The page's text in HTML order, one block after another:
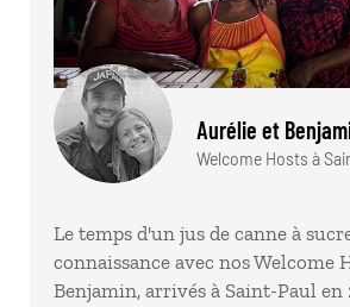
Aurélie et
Welcome Hosts à
Le temps d'un jus de canne à
connaissance avec nos Welcome
Benjamin, arrivés à Saint-Paul en